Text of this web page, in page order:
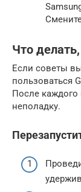
Что
Если советы
пользоваться
После каждого
неполадку.